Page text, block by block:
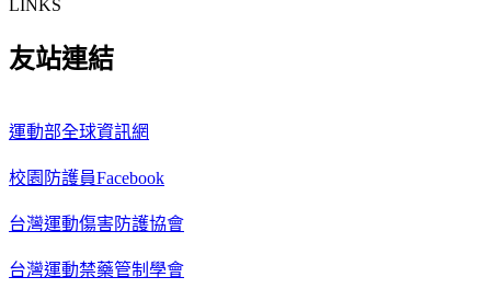
LINKS
友站連結
運動部全球資訊網
校園防護員Facebook
台灣運動傷害防護協會
台灣運動禁藥管制學會